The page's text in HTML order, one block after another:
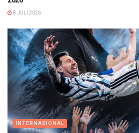
8 JULI 2026
INTERNASIONAL